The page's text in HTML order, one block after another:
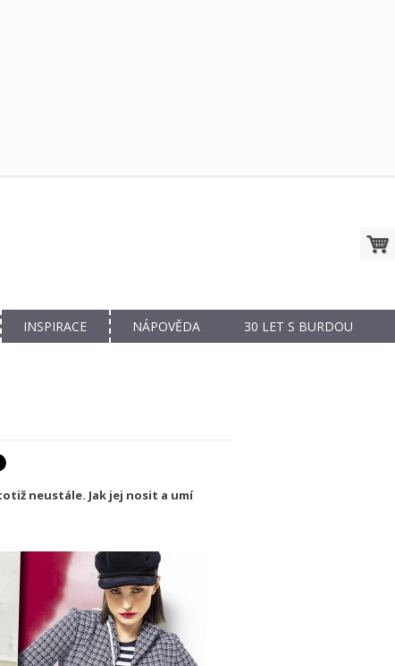
INSPIRACE NÁPOVĚDA 30 LET S BURDOU
neustále. Jak jej nosit a umí